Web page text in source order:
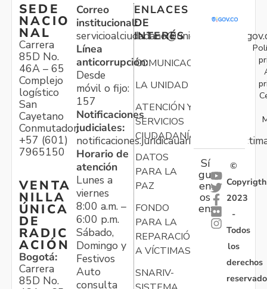
SEDE
NACIO
NAL
Carrera
85D No.
46A – 65
Complejo
logístico
San
Cayetano
Conmutador:
+57 (601)
7965150
VENTA
NILLA
ÚNICA
DE
RADIC
ACIÓN
Bogotá:
Carrera
85D No.
Correo
institucional:
Línea
anticorrupción:
Desde
móvil o fijo:
157
Notificaciones
judiciales:
Horario de
atención
Lunes a
viernes
8:00 a.m. –
6:00 p.m.
Sábado,
Domingo y
Festivos
Auto
consulta
ENLACES
DE
INTERÉS
COMUNICACIONES
LA UNIDAD
ATENCIÓN Y
SERVICIOS
CIUDADANÍA
DATOS
PARA LA
PAZ
FONDO
PARA LA
REPARACIÓN
A VÍCTIMAS
SNARIV-
Sí
gu
en
os
en:
©
Copyrigth
2023
-
Todos
los
derechos